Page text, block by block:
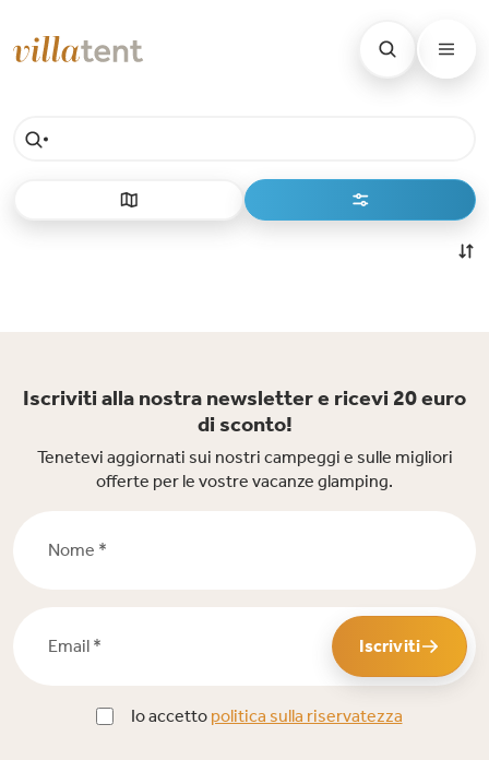
Iscriviti alla nostra newsletter e ricevi 20 euro
di sconto!
Tenetevi aggiornati sui nostri campeggi e sulle migliori
offerte per le vostre vacanze glamping.
Iscriviti
Io accetto politica sulla riservatezza